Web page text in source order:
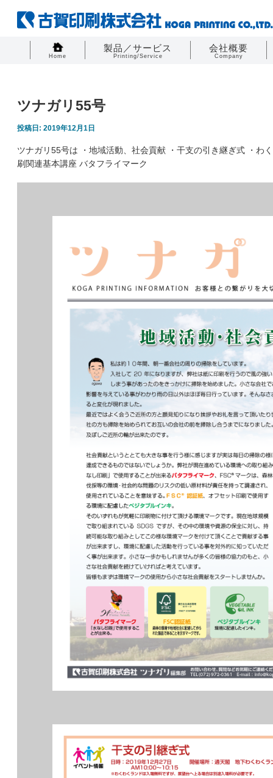
Home
製品／サービス
Printing/Service
会社概要
Company
ツナガリ55号
投稿日: 2019年12月1日
ツナガリ55号は ・地域活動、社会貢献 ・干支の引き継ぎ式 ・わ
刷関連基本講座 バタフライマーク